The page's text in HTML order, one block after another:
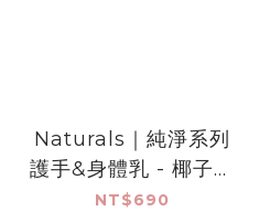
Naturals｜純淨系列
護手&身體乳 - 椰子與
西番蓮果 400ml
NT$690